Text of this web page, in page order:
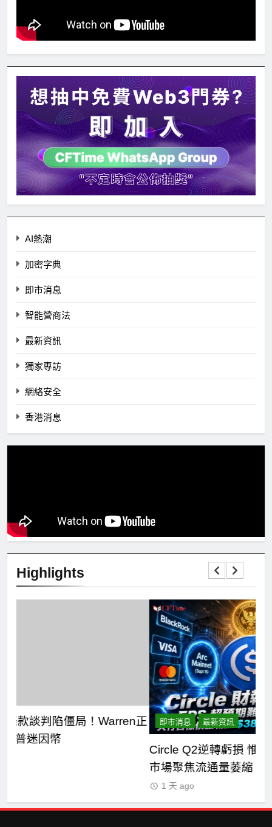
AI熱潮
加密字典
即市消息
智能營商法
最新資訊
獨家專訪
網絡安全
香港消息
Highlights
即市消息 最新資訊
Circle Q2逆轉虧損 惟遭摩根士丹利狠砍目標價